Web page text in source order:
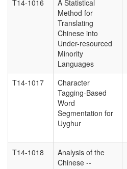
T14-1016
A Statistical
Method for
Translating
Chinese into
Under-resourced
Minority
Languages
T14-1017
Character
Tagging-Based
Word
Segmentation for
Uyghur
T14-1018
Analysis of the
Chinese --